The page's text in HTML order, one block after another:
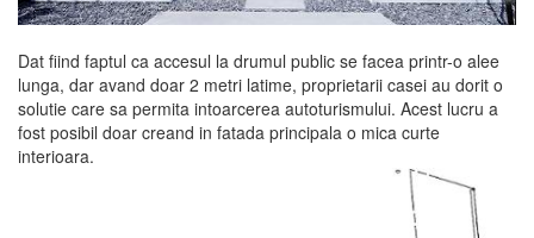
Dat fiind faptul ca accesul la drumul public se facea printr-o alee
lunga, dar avand doar 2 metri latime, proprietarii casei au dorit o
solutie care sa permita intoarcerea autoturismului. Acest lucru a
fost posibil doar creand in fatada principala o mica curte
interioara.